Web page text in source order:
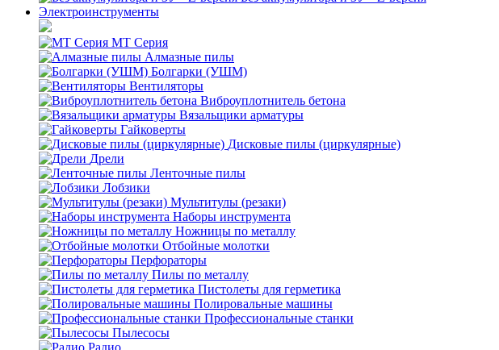
Электроинструменты
MT Серия
Алмазные пилы
Болгарки (УШМ)
Вентиляторы
Виброуплотнитель бетона
Вязальщики арматуры
Гайковерты
Дисковые пилы (циркулярные)
Дрели
Ленточные пилы
Лобзики
Мультитулы (резаки)
Наборы инструмента
Ножницы по металлу
Отбойные молотки
Перфораторы
Пилы по металлу
Пистолеты для герметика
Полировальные машины
Профессиональные станки
Пылесосы
Радио